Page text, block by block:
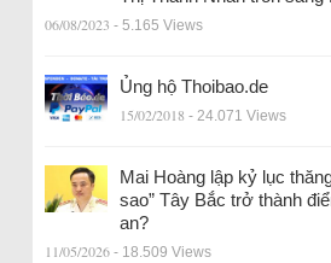
06/08/2023 - 5.165 Views
Ủng hộ Thoibao.de
15/02/2018 - 24.071 Views
Mai Hoàng lập kỷ lục
sao” Tây Bắc trở thành
an?
11/05/2026 - 18.509 Views